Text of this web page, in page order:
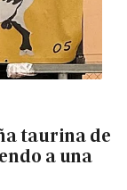
taurina de
a una